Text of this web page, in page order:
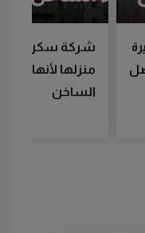
شركة سكن
منزلها لأنها لم
الساخن